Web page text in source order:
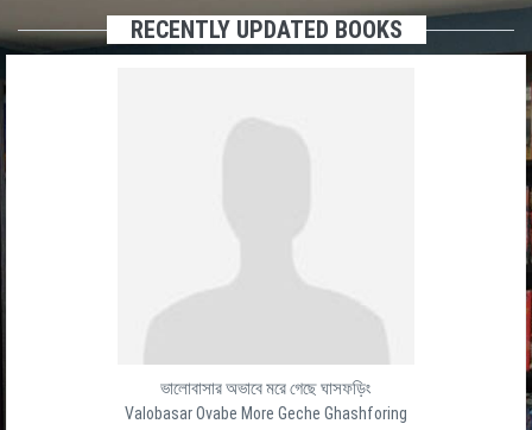
RECENTLY UPDATED BOOKS
Baro Ghater Shesh Ghat
বার ঘাটের শেষ ঘাট